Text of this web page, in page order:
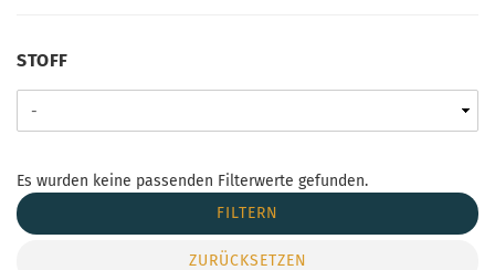
STOFF
STOFF
Es wurden keine passenden Filterwerte gefunden.
FILTERN
ZURÜCKSETZEN